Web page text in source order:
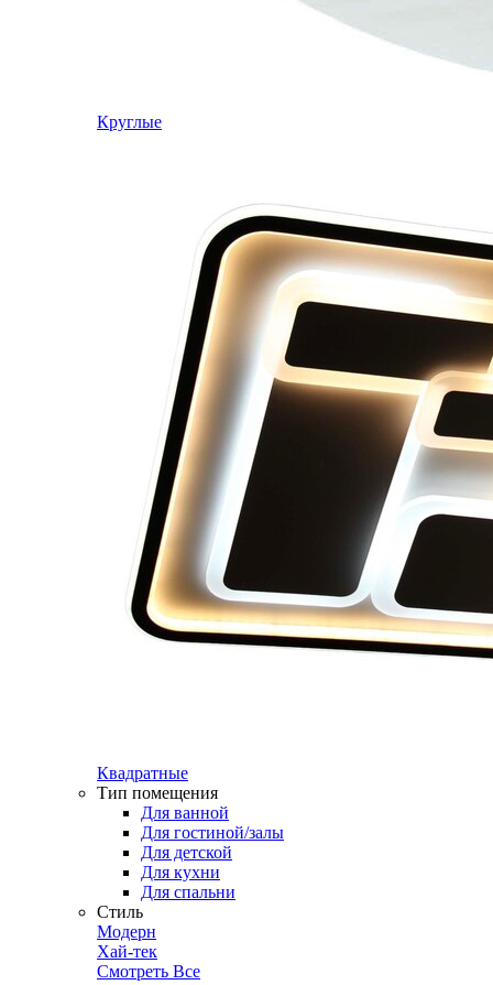
Круглые
Квадратные
Тип помещения
Для ванной
Для гостиной/залы
Для детской
Для кухни
Для спальни
Стиль
Модерн
Хай-тек
Смотреть Все